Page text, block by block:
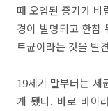
때 오염된 증기가 바
경이 발명되고 한참
트균이라는 것을 발
19세기 말부터는 세
게 됐다. 바로 바이